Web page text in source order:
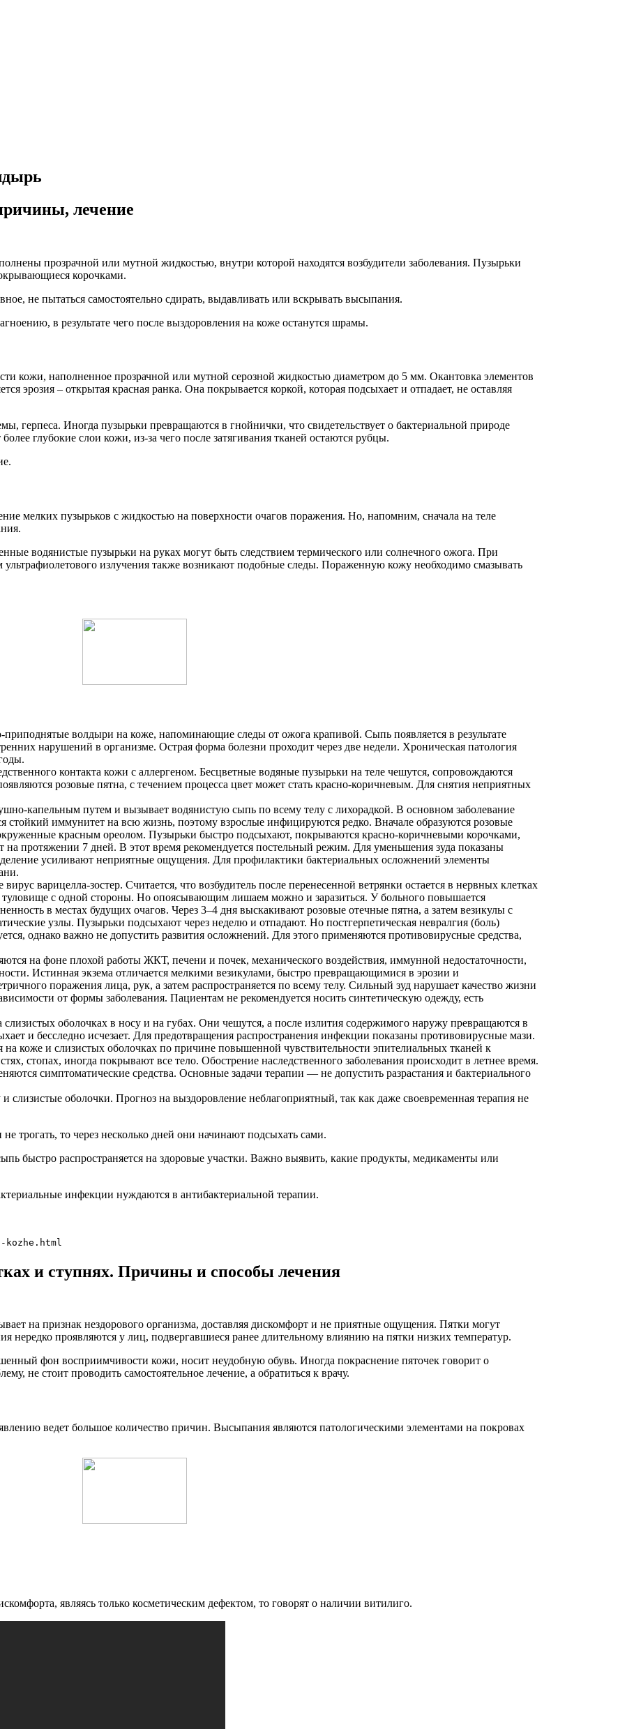
лечение
прозрачной или мутной жидкостью, внутри которой находятся возбудители заболевания. Пузырьки
корочками.
не пытаться самостоятельно сдирать, выдавливать или вскрывать высыпания.
в результате чего после выздоровления на коже останутся шрамы.
кожи, наполненное прозрачной или мутной серозной жидкостью диаметром до 5 мм. Окантовка элементов
эрозия – открытая красная ранка. Она покрывается коркой, которая подсыхает и отпадает, не оставляя
герпеса. Иногда пузырьки превращаются в гнойнички, что свидетельствует о бактериальной природе
глубокие слои кожи, из-за чего после затягивания тканей остаются рубцы.
мелких пузырьков с жидкостью на поверхности очагов поражения. Но, напомним, сначала на теле
водянистые пузырьки на руках могут быть следствием термического или солнечного ожога. При
излучения также возникают подобные следы. Пораженную кожу необходимо смазывать
волдыри на коже, напоминающие следы от ожога крапивой. Сыпь появляется в результате
нарушений в организме. Острая форма болезни проходит через две недели. Хроническая патология
контакта кожи с аллергеном. Бесцветные водяные пузырьки на теле чешутся, сопровождаются
розовые пятна, с течением процесса цвет может стать красно-коричневым. Для снятия неприятных
капельным путем и вызывает водянистую сыпь по всему телу с лихорадкой. В основном заболевание
стойкий иммунитет на всю жизнь, поэтому взрослые инфицируются редко. Вначале образуются розовые
красным ореолом. Пузырьки быстро подсыхают, покрываются красно-коричневыми корочками,
на протяжении 7 дней. В этот время рекомендуется постельный режим. Для уменьшения зуда показаны
усиливают неприятные ощущения. Для профилактики бактериальных осложнений элементы
варицелла-зостер. Считается, что возбудитель после перенесенной ветрянки остается в нервных клетках
с одной стороны. Но опоясывающим лишаем можно и заразиться. У больного повышается
в местах будущих очагов. Через 3–4 дня выскакивают розовые отечные пятна, а затем везикулы с
узлы. Пузырьки подсыхают через неделю и отпадают. Но постгерпетическая невралгия (боль)
однако важно не допустить развития осложнений. Для этого применяются противовирусные средства,
на фоне плохой работы ЖКТ, печени и почек, механического воздействия, иммунной недостаточности,
Истинная экзема отличается мелкими везикулами, быстро превращающимися в эрозии и
поражения лица, рук, а затем распространяется по всему телу. Сильный зуд нарушает качество жизни
от формы заболевания. Пациентам не рекомендуется носить синтетическую одежду, есть
оболочках в носу и на губах. Они чешутся, а после излития содержимого наружу превращаются в
и бесследно исчезает. Для предотвращения распространения инфекции показаны противовирусные мази.
коже и слизистых оболочках по причине повышенной чувствительности эпителиальных тканей к
стопах, иногда покрывают все тело. Обострение наследственного заболевания происходит в летнее время.
симптоматические средства. Основные задачи терапии — не допустить разрастания и бактериального
оболочки. Прогноз на выздоровление неблагоприятный, так как даже своевременная терапия не
трогать, то через несколько дней они начинают подсыхать сами.
быстро распространяется на здоровые участки. Важно выявить, какие продукты, медикаменты или
инфекции нуждаются в антибактериальной терапии.
и ступнях. Причины и способы лечения
на признак нездорового организма, доставляя дискомфорт и не приятные ощущения. Пятки могут
нередко проявляются у лиц, подвергавшиеся ранее длительному влиянию на пятки низких температур.
фон восприимчивости кожи, носит неудобную обувь. Иногда покраснение пяточек говорит о
не стоит проводить самостоятельное лечение, а обратиться к врачу.
ведет большое количество причин. Высыпания являются патологическими элементами на покровах
являясь только косметическим дефектом, то говорят о наличии витилиго.